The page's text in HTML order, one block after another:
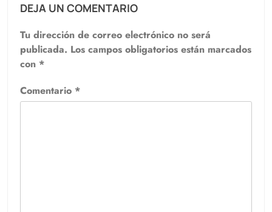
DEJA UN COMENTARIO
Tu dirección de correo electrónico no será
publicada. Los campos obligatorios están marcados
con *
Comentario *